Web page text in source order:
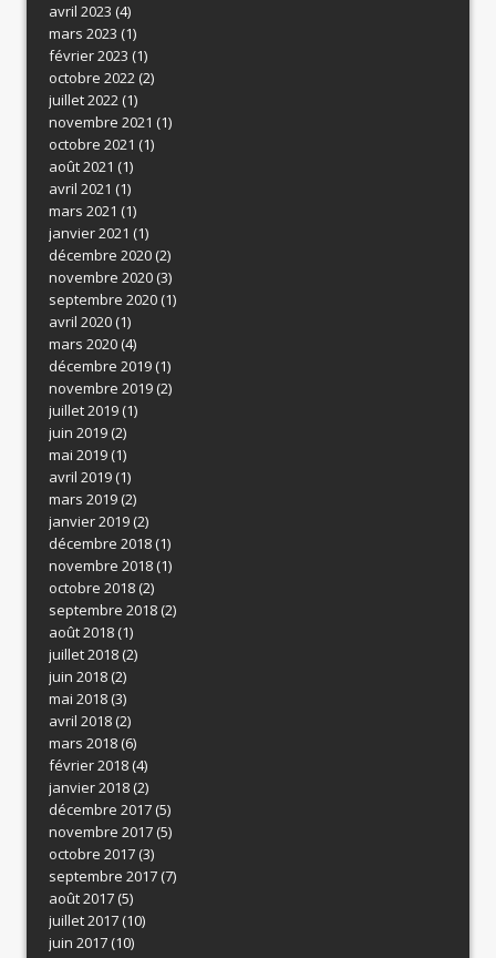
avril 2023 (4)
mars 2023 (1)
février 2023 (1)
octobre 2022(2)
juillet 2022(1)
novembre 2021 (1)
octobre 2021 (1)
août 2021 (1)
avril 2021 (1)
mars 2021 (1)
janvier 2021 (1)
décembre 2020(2)
novembre 2020(3)
septembre 2020(1)
avril 2020(1)
mars 2020(4)
décembre 2019(1)
novembre 2019(2)
juillet 2019(1)
juin 2019(2)
mai 2019(1)
avril 2019(1)
mars 2019(2)
janvier 2019(2)
décembre 2018(1)
novembre 2018(1)
octobre 2018(2)
septembre 2018(2)
août 2018(1)
juillet 2018(2)
juin 2018(2)
mai 2018(3)
avril 2018(2)
mars 2018(6)
février 2018(4)
janvier 2018(2)
décembre 2017(5)
novembre 2017(5)
octobre 2017(3)
septembre 2017(7)
août 2017(5)
juillet 2017(10)
juin 2017(10)